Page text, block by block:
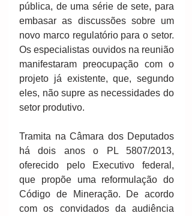
pública, de uma série de sete, para
embasar as discussões sobre um
novo marco regulatório para o setor.
Os especialistas ouvidos na reunião
manifestaram preocupação com o
projeto já existente, que, segundo
eles, não supre as necessidades do
setor produtivo.
Tramita na Câmara dos Deputados
há dois anos o PL 5807/2013,
oferecido pelo Executivo federal,
que propõe uma reformulação do
Código de Mineração. De acordo
com os convidados da audiência